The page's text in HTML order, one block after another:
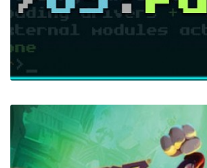
Terrorist Takedown 3